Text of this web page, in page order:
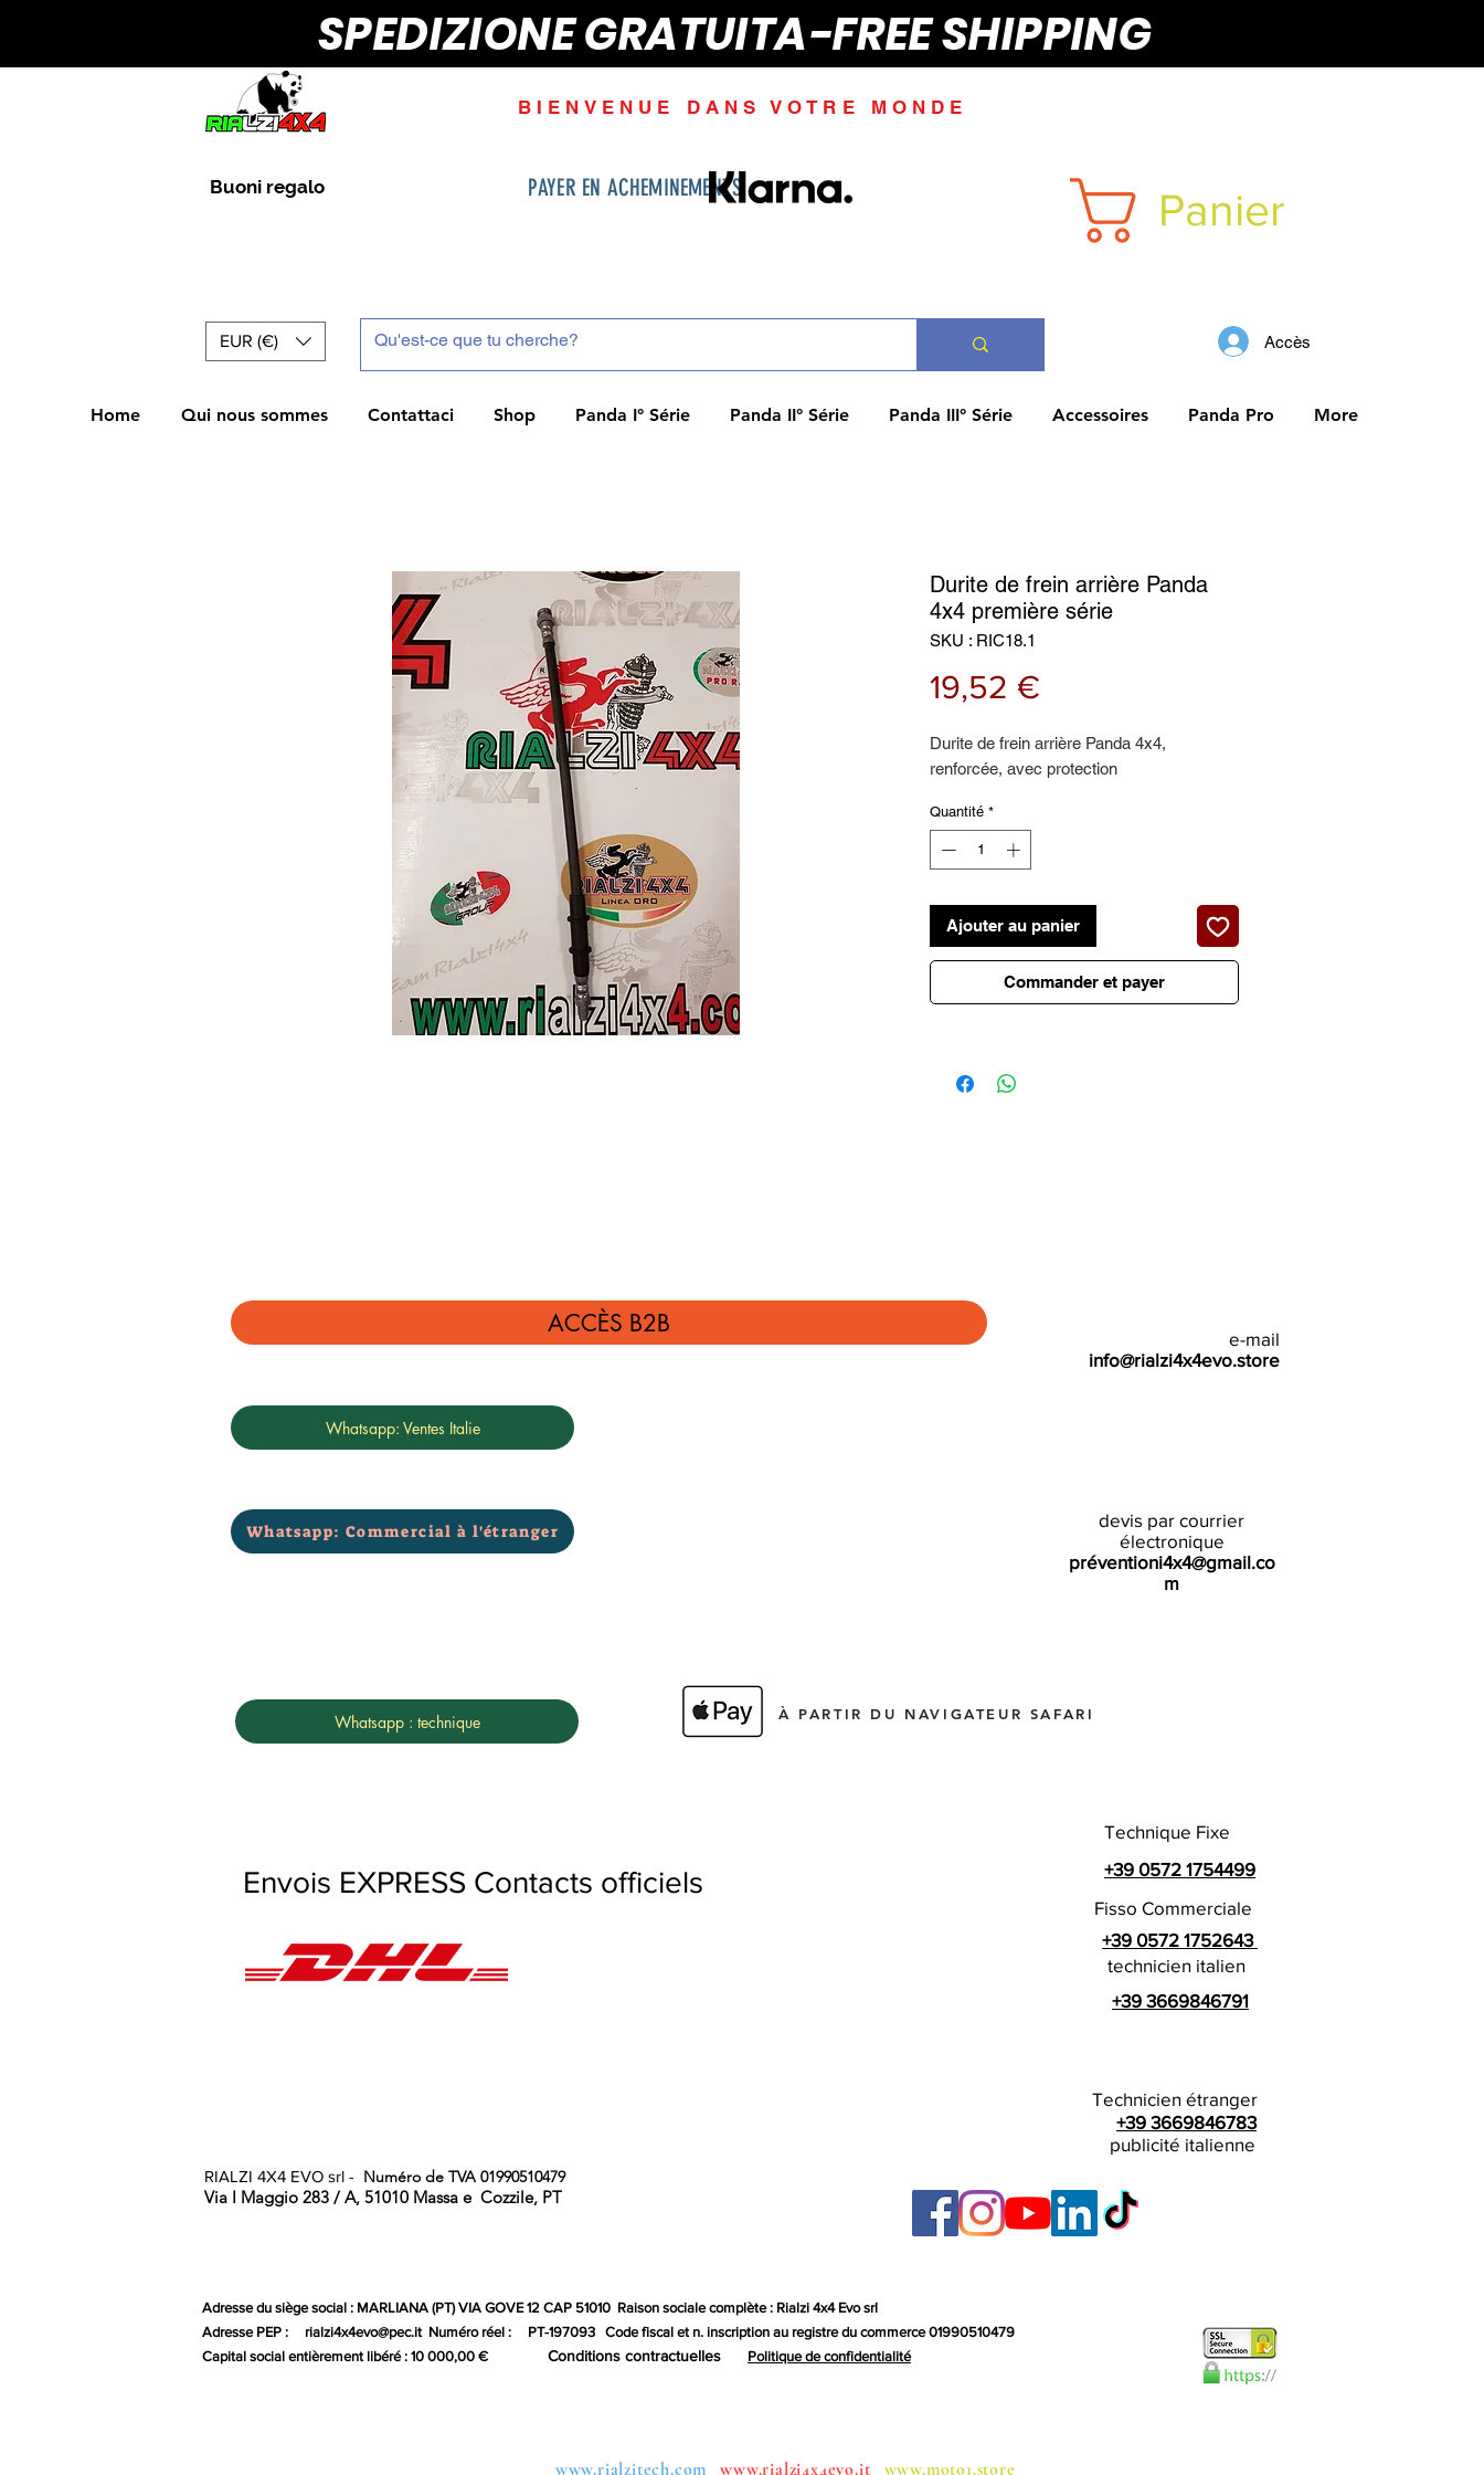
SPEDIZIONE GRATUITA-FREE SHIPPING
Buoni regalo
BIENVENUE DANS VOTRE MONDE
PAYER EN ACHEMINEMENTS Panier
EUR (€) Accès
Home Qui nous sommes Contattaci Shop Panda I° Série Panda II° Série Panda III° Série Accessoires Panda Pro More
Durite de frein arrière Panda
4x4 première série
SKU : RIC18.1
19,52 €
Durite de frein arrière Panda 4x4,
renforcée, avec protection
Quantité *
Ajouter au panier
Commander et payer
ACCÈS B2B
e-mail
info@rialzi4x4evo.store
Whatsapp: Ventes Italie
Whatsapp: Commercial à l'étranger
devis par courrier
électronique
préventioni4x4@gmail.co
m
Whatsapp : technique À PARTIR DU NAVIGATEUR SAFARI
Technique Fixe
Envois EXPRESS Contacts officiels
+39 0572 1754499
Fisso Commerciale
+39 0572 1752643
technicien italien
+39 3669846791
Technicien étranger
+39 3669846783
publicité italienne
RIALZI 4X4 EVO srl - Numéro de TVA 01990510479
Via I Maggio 283 / A, 51010 Massa e Cozzile, PT
Adresse du siège social : MARLIANA (PT) VIA GOVE 12 CAP 51010 Raison sociale complète : Rialzi 4x4 Evo srl
Adresse PEP :
rialzi4x4evo@pec.it Numéro réel : PT-197093 Code fiscal et n. inscription au registre du commerce 01990510479
Capital social entièrement libéré : 10 000,00 €
Conditions contractuelles Politique de confidentialité
www.rialzitech.com www.rialzi4x4evo.it www.moto1.store